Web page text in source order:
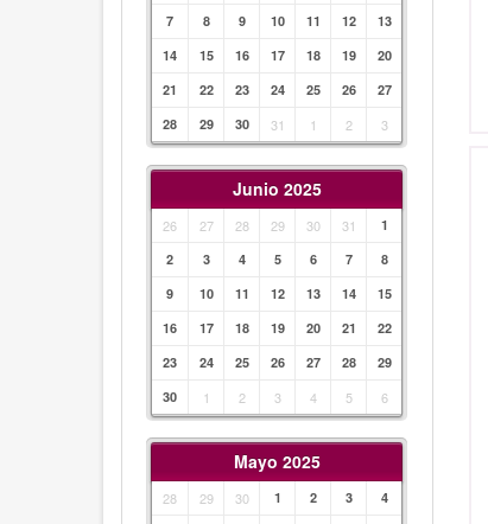
7
8 9 10 11 12
13
14
15 16 17 18 19
20
21
22 23 24 25 26
27
28
29 30 31 1 2 3
Junio 2025
26 27 28 29 30 31
1
2
3 4 5 6 7
8
9
10 11 12 13 14
15
16
17 18 19 20 21
22
23
24 25 26 27 28
29
30
1 2 3 4 5 6
Mayo 2025
28 29 30 1 2 3
4